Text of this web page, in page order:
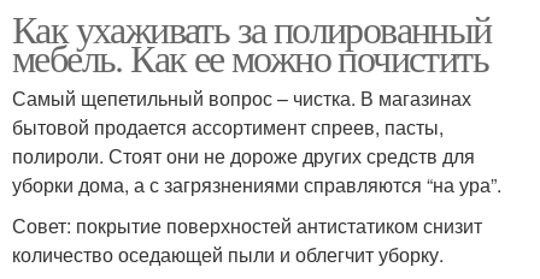
Как ухаживать за полированный
мебель. Как ее можно почистить
Самый щепетильный вопрос – чистка. В магазинах
бытовой продается ассортимент спреев, пасты,
полироли. Стоят они не дороже других средств для
уборки дома, а с загрязнениями справляются “на ура”.
Совет: покрытие поверхностей антистатиком снизит
количество оседающей пыли и облегчит уборку.